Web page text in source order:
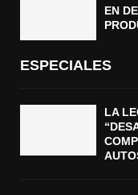
EN
ESPECIALES
LA